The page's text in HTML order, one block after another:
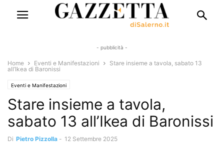
- pubblicità -
Home Eventi e Manifestazioni
Stare insieme a tavola, sabato 13
all’Ikea di Baronissi
Eventi e Manifestazioni
Stare insieme a tavola,
sabato 13 all’Ikea di Baronissi
Di Pietro Pizzolla - 12 Settembre 2025